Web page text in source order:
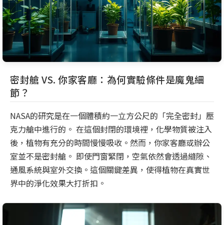
密封艙 VS. 你家客廳：為何實驗條件是魔鬼細
節？
NASA的研究是在一個體積約一立方公尺的「完全密封」壓
克力艙中進行的。 在這個封閉的環境裡，化學物質被注入
後，植物有充分的時間慢慢吸收。然而，你家客廳或辦公
室並不是密封艙。 即使門窗緊閉，空氣依然會透過縫隙、
通風系統與室外交換。這個關鍵差異，使得植物在真實世
界中的淨化效果大打折扣。